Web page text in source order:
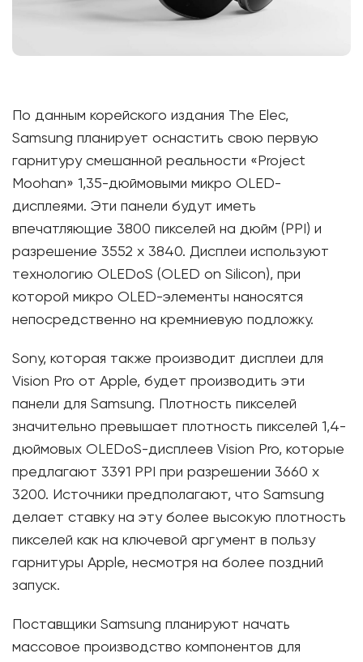
По данным корейского издания The Elec,
Samsung планирует оснастить свою первую
гарнитуру смешанной реальности «Project
Moohan» 1,35-дюймовыми микро OLED-
дисплеями. Эти панели будут иметь
впечатляющие 3800 пикселей на дюйм (PPI) и
разрешение 3552 x 3840. Дисплеи используют
технологию OLEDoS (OLED on Silicon), при
которой микро OLED-элементы наносятся
непосредственно на кремниевую подложку.
Sony, которая также производит дисплеи для
Vision Pro от Apple, будет производить эти
панели для Samsung. Плотность пикселей
значительно превышает плотность пикселей 1,4-
дюймовых OLEDoS-дисплеев Vision Pro, которые
предлагают 3391 PPI при разрешении 3660 x
3200. Источники предполагают, что Samsung
делает ставку на эту более высокую плотность
пикселей как на ключевой аргумент в пользу
гарнитуры Apple, несмотря на более поздний
запуск.
Поставщики Samsung планируют начать
массовое производство компонентов для